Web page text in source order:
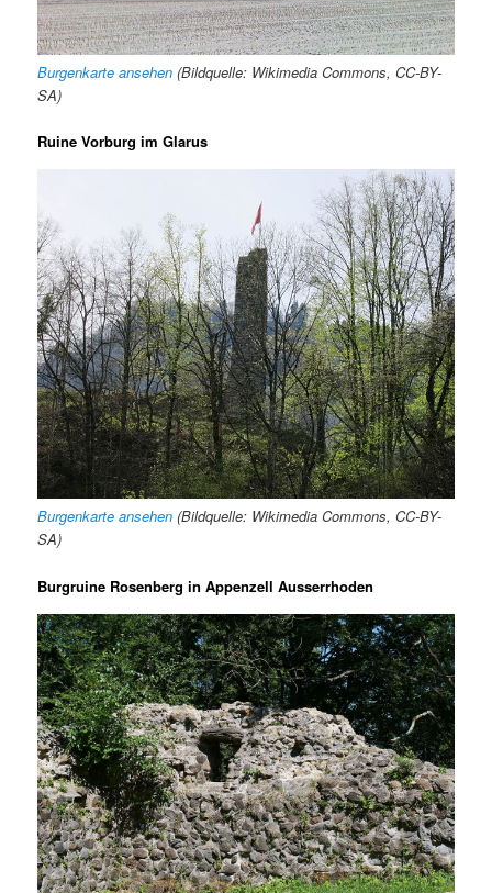
Burgenkarte ansehen (Bildquelle: Wikimedia Commons, CC-BY-
SA)
Ruine Vorburg im Glarus
Burgenkarte ansehen (Bildquelle: Wikimedia Commons, CC-BY-
SA)
Burgruine Rosenberg in Appenzell Ausserrhoden